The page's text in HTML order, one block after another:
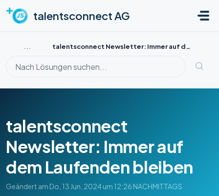
talentsconnect AG
... talentsconnect Newsletter: Immer auf dem Laufenden bleiben
talentsconnect
Newsletter: Immer auf
dem Laufenden bleiben
Geändert am Do, 13 Jun, 2024 um 12:26 NACHMITTAGS